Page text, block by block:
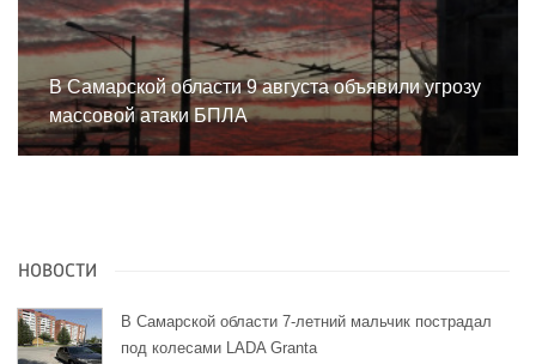
В Самарской области 9 августа объявили угрозу
массовой атаки БПЛА
НОВОСТИ
В Самарской области 7-летний мальчик пострадал
под колесами LADA Granta